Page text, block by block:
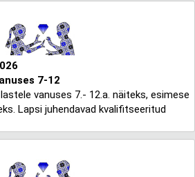
7-12
vanuses 7.- 12.a. näiteks, esimese
Lapsi juhendavad kvalifitseeritud